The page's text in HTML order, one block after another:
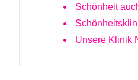
Schönheit
Unsere Klinik